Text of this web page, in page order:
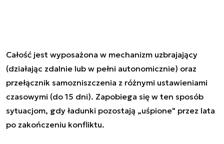
Całość jest wyposażona w mechanizm uzbrajający
(działając zdalnie lub w pełni autonomicznie) oraz
przełącznik samozniszczenia z różnymi ustawieniami
czasowymi (do 15 dni). Zapobiega się w ten sposób
sytuacjom, gdy ładunki pozostają „uśpione" przez lata
po zakończeniu konfliktu.